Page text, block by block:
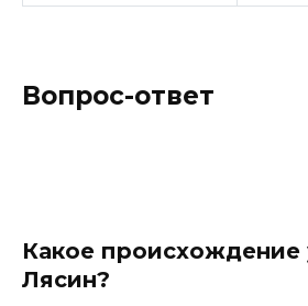
Вопрос-ответ
Какое
Лясин?